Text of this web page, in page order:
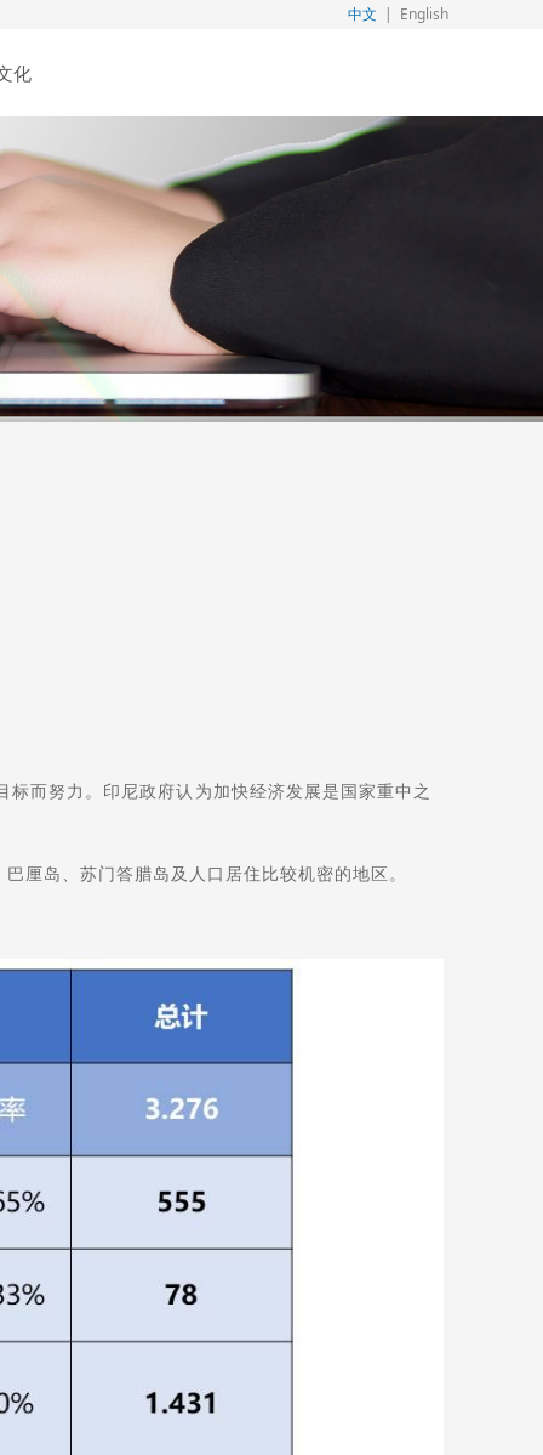
中文 | English
化
而努力。印尼政府认为加快经济发展是国家重中之
厘岛、苏门答腊岛及人口居住比较机密的地区。